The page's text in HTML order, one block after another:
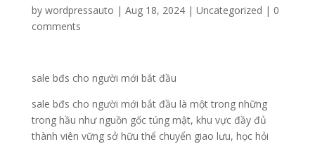
by wordpressauto | Aug 18, 2024| Uncategorized | 0
comments
sale bđs cho người mới bắt đầu
sale bđs cho người mới bắt đầu là một trong những
trong hầu như nguồn gốc túng mật, khu vực đầy đủ
thành viên vững sở hữu thể chuyển giao lưu, học hỏi